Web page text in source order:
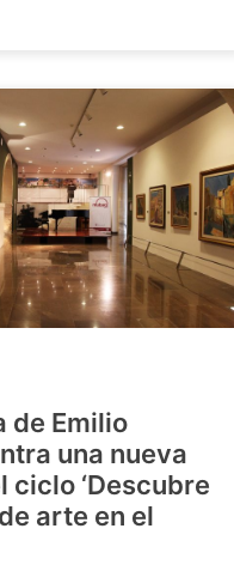
de Emilio
una nueva
ciclo ‘Descubre
arte en el